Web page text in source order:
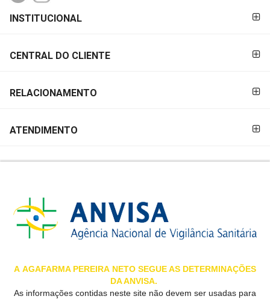
OFERTAS
OFERTAS
CENTRAL
LOJAS
PAGAMENTO
INSTITUCIONAL
CENTRAL DO CLIENTE
RELACIONAMENTO
ATENDIMENTO
A AGAFARMA PEREIRA NETO SEGUE AS DETERMINAÇÕES
DA ANVISA.
As informações contidas neste site não devem ser usadas para